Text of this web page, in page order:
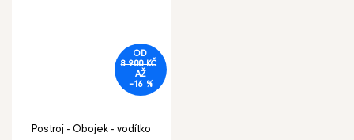
OD
8 900 KČ
AŽ
–16 %
Postroj - Obojek - vodítko